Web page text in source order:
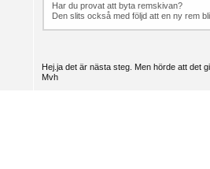
Har du provat att byta remskivan?
Den slits också med följd att en ny rem
Hej.ja det är nästa steg. Men hörde att det
Mvh